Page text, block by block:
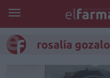
rosalía gozalo